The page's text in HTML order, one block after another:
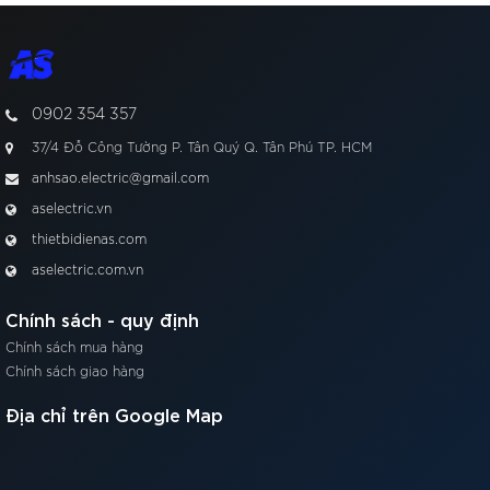
Video
0902 354 357
37/4 Đỗ Công Tường P. Tân Quý Q. Tân Phú TP. HCM
anhsao.electric@gmail.com
aselectric.vn
thietbidienas.com
aselectric.com.vn
Chính sách - quy định
Chính sách mua hàng
Chính sách giao hàng
Địa chỉ trên Google Map